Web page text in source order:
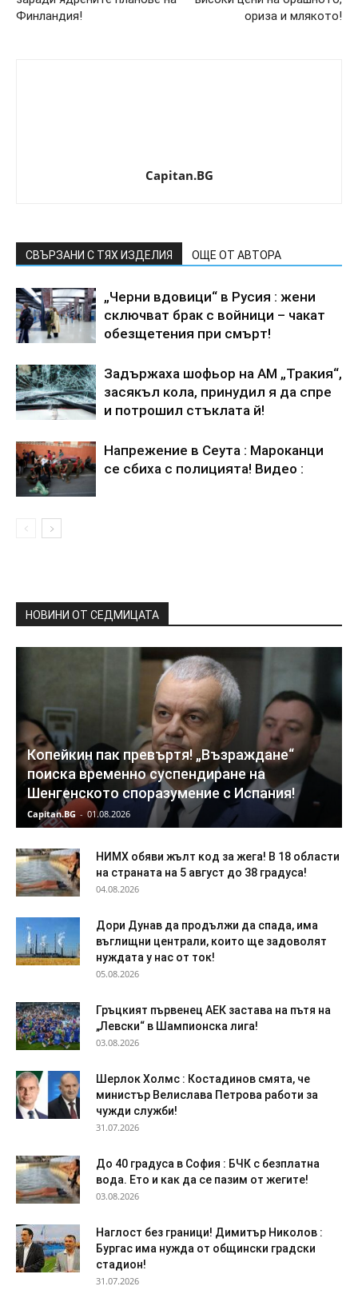
Финландия!
ориза и млякото!
Capitan.BG
СВЪРЗАНИ С ТЯХ ИЗДЕЛИЯ ОЩЕ ОТ АВТОРА
„Черни вдовици“ в Русия : жени
сключват брак с войници – чакат
обезщетения при смърт!
Задържаха шофьор на АМ „Тракия“,
засякъл кола, принудил я да спре
и потрошил стъклата й!
Напрежение в Сеута : Мароканци
се сбиха с полицията! Видео :
НОВИНИ ОТ СЕДМИЦАТА
Копейкин пак превъртя! „Възраждане“
поиска временно суспендиране на
Шенгенското споразумение с Испания!
Capitan.BG - 01.08.2026
НИМХ обяви жълт код за жега! В 18 области
на страната на 5 август до 38 градуса!
04.08.2026
Дори Дунав да продължи да спада, има
въглищни централи, които ще задоволят
нуждата у нас от ток!
05.08.2026
Гръцкият първенец АЕК застава на пътя на
„Левски“ в Шампионска лига!
03.08.2026
Шерлок Холмс : Костадинов смята, че
министър Велислава Петрова работи за
чужди служби!
31.07.2026
До 40 градуса в София : БЧК с безплатна
вода. Ето и как да се пазим от жегите!
03.08.2026
Наглост без граници! Димитър Николов :
Бургас има нужда от общински градски
стадион!
31.07.2026